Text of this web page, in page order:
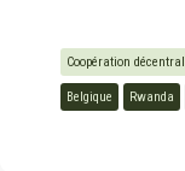
Coopération
Belgique Rwanda